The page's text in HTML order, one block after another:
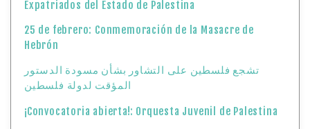
Expatriados del Estado de Palestina
25 de febrero: Conmemoración de la Masacre de
Hebrón
تشجع فلسطين على التشاور بشأن مسودة الدستور
المؤقت لدولة فلسطين
¡Convocatoria abierta!: Orquesta Juvenil de Palestina